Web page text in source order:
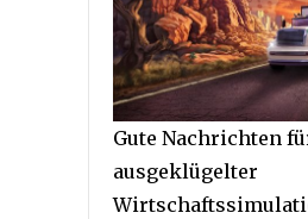
Gute Nachrichten
ausgeklügelter